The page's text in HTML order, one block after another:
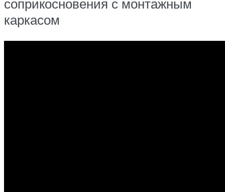
соприкосновения с монтажным
каркасом